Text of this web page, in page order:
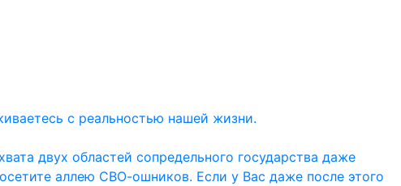
с реальностью нашей жизни.
двух областей сопредельного государства даже
аллею СВО-ошников. Если у Вас даже после этого